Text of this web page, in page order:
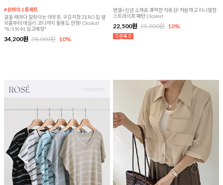
#상하의 2종세트
걸을 때마다 찰랑이는 아웃핏, 구김걱정 ZERO 집 앞
외출부터 데일리 코디까지 활용도 만점! (3color)
*8/19(수) 입고예정*
34,200원 38,000원 10%
텐셀+린넨 소재로 쾌적한 착용감! 차분하고 미니멀한
스트라이프 패턴 (3color)
22,500원 25,000원 10%